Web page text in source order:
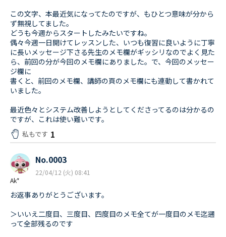
この文字、本最近気になってたのですが、もひとつ意味が分から
ず無視してました。
どうも今週からスタートしたみたいですね。
偶々今週一日開けてレッスンした、いつも復習に良いように丁寧
に長いメッセージ下さる先生のメモ欄がギッシリなのでよく見た
ら、前回の分が今回のメモ欄にありました。で、今回のメッセー
ジ欄に
書くと、前回のメモ欄、講師の頁のメモ欄にも連動して書かれて
いました。
最近色々とシステム改善しようとしてくださってるのは分かるの
ですが、これは使い難いです。
私もです 1
Ak*
No.0003
22/04/12 (火) 08:41
お返事ありがとうございます。
＞いいえ二度目、三度目、四度目のメモ全てが一度目のメモ迄遡
って全部残るのです